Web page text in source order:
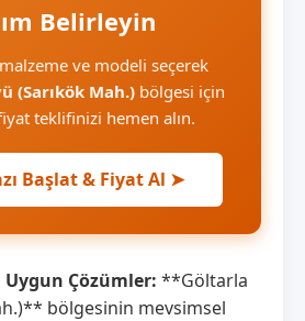
Belirleyin
ve modeli seçerek
(Sarıkök Mah.) bölgesi için
teklifinizi hemen alın.
Başlat & Fiyat Al ➤
Çözümler: **Göltarla
bölgesinin mevsimsel